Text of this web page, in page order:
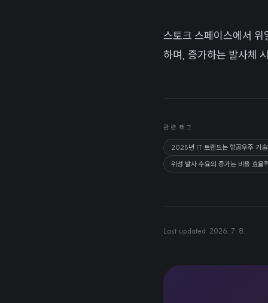
스토크 스페이스에서
하며, 증가하는 발사체
관련 태그
2025년 IT 트렌드는 항공우주 기
위성 발사 수요의 증가는 비용 효율
Last updated: 2026. 7. 8.